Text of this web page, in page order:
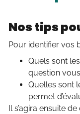
Nos tips
Pour identifier vos
Quels sont
question
Quelles sont
permet
Il s’agira ensuite